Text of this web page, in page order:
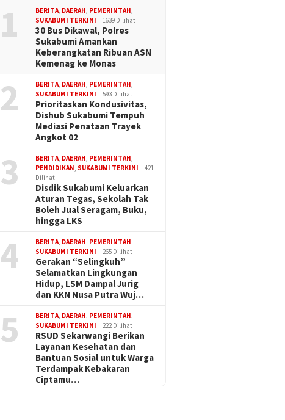
1 BERITA, DAERAH, PEMERINTAH,
SUKABUMI TERKINI
1639 Dilihat
30 Bus Dikawal, Polres
Sukabumi Amankan
Keberangkatan Ribuan ASN
Kemenag ke Monas
2 BERITA, DAERAH, PEMERINTAH,
SUKABUMI TERKINI
593 Dilihat
Prioritaskan Kondusivitas,
Dishub Sukabumi Tempuh
Mediasi Penataan Trayek
Angkot 02
3 BERITA, DAERAH, PEMERINTAH,
PENDIDIKAN, SUKABUMI TERKINI
421
Dilihat
Disdik Sukabumi Keluarkan
Aturan Tegas, Sekolah Tak
Boleh Jual Seragam, Buku,
hingga LKS
4 BERITA, DAERAH, PEMERINTAH,
SUKABUMI TERKINI
265 Dilihat
Gerakan “Selingkuh”
Selamatkan Lingkungan
Hidup, LSM Dampal Jurig
dan KKN Nusa Putra Wuj…
5 BERITA, DAERAH, PEMERINTAH,
SUKABUMI TERKINI
222 Dilihat
RSUD Sekarwangi Berikan
Layanan Kesehatan dan
Bantuan Sosial untuk Warga
Terdampak Kebakaran
Ciptamu…